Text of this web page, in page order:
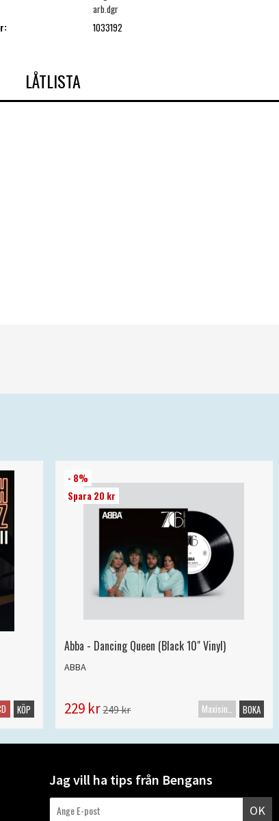
arb.dgr
1033192
LÅTLISTA
KÖP
- 8%
Spara 20 kr
Abba - Dancing Queen (Black 10" Vinyl)
ABBA
229 kr249 kr Maxisingel BOKA
Jag vill ha tips från Bengans
OK